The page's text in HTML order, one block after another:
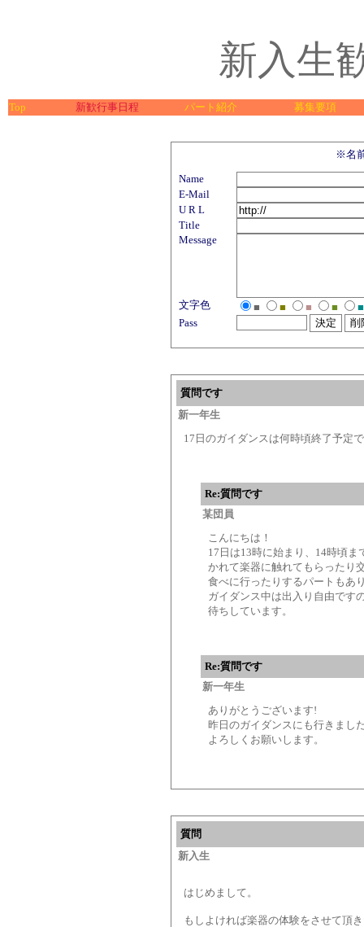
新入生
Top 新歓行事日程 パート紹介 募集要項
※名
Name
E-Mail
U R L
Title
Message
文字色 ■ ■ ■ ■
■
Pass
質問です
新一年生
17日のガイダンスは何時頃終了予定
Re:質問です
某団員
こんにちは！
17日は13時に始まり、14時頃
かれて楽器に触れてもらったり
食べに行ったりするパートもあ
ガイダンス中は出入り自由です
待ちしています。
Re:質問です
新一年生
ありがとうございます!
昨日のガイダンスにも行きまし
よろしくお願いします。
質問
新入生
はじめまして。
もしよければ楽器の体験をさせて頂